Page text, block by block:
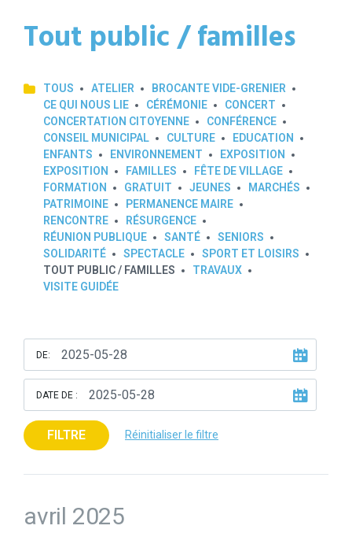
Tout public / familles
TOUS ATELIER
BROCANTE VIDE-GRENIER
CE QUI NOUS LIE
CÉRÉMONIE
CONCERT
CONCERTATION CITOYENNE
CONFÉRENCE
CONSEIL MUNICIPAL
CULTURE
EDUCATION
ENFANTS
ENVIRONNEMENT
EXPOSITION
EXPOSITION
FAMILLES
FÊTE DE VILLAGE
FORMATION
GRATUIT JEUNES
MARCHÉS
PATRIMOINE
PERMANENCE MAIRE
RENCONTRE
RÉSURGENCE
RÉUNION PUBLIQUE
SANTÉ
SENIORS
SOLIDARITÉ
SPECTACLE
SPORT ET LOISIRS
TOUT PUBLIC / FAMILLES
TRAVAUX
VISITE GUIDÉE
DE:
DATE DE :
FILTRE Réinitialiser le filtre
avril 2025